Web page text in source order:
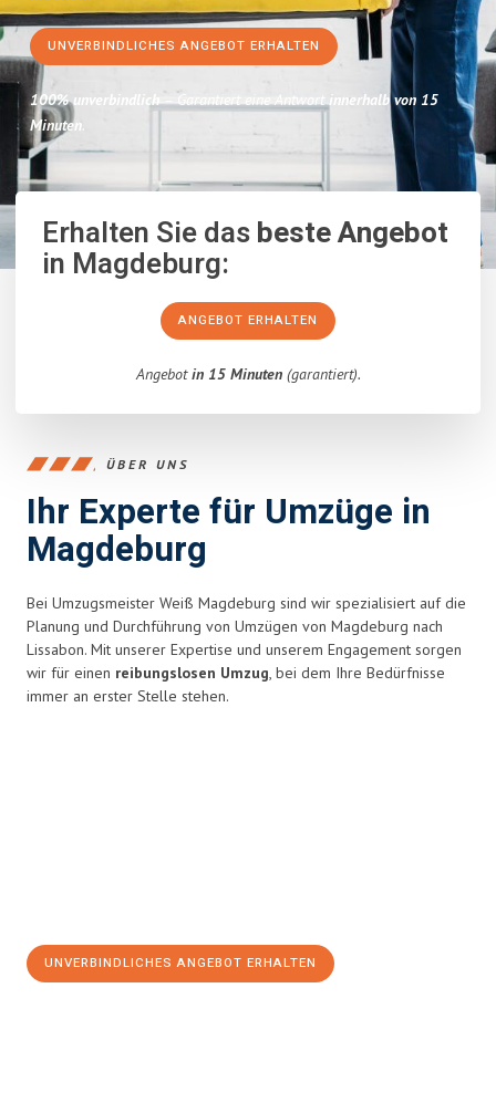
UNVERBINDLICHES ANGEBOT ERHALTEN
100% unverbindlich– Garantiert eine Antwortinnerhalb von 15
Minuten.
Erhalten Sie dasbeste Angebot
in Magdeburg:
ANGEBOT ERHALTEN
Angebotin 15 Minuten(garantiert).
ÜBER UNS
Ihr Experte für Umzüge in
Magdeburg
Bei Umzugsmeister Weiß Magdeburg sind wir spezialisiert auf die
Planung und Durchführung von Umzügen von Magdeburg nach
Lissabon. Mit unserer Expertise und unserem Engagement sorgen
wir für einen reibungslosen Umzug, bei dem Ihre Bedürfnisse
immer an erster Stelle stehen.
UNVERBINDLICHES ANGEBOT ERHALTEN